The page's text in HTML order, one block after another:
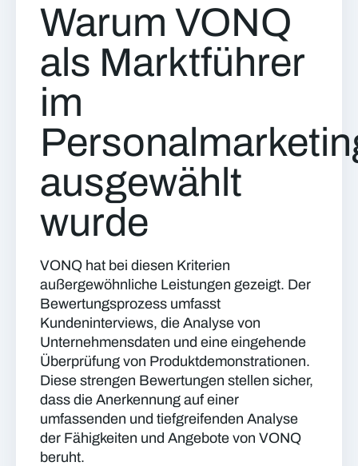
Warum VONQ
als Marktführer
im
ausgewählt
wurde
VONQ hat bei diesen Kriterien
außergewöhnliche Leistungen gezeigt. Der
Bewertungsprozess umfasst
Kundeninterviews, die Analyse von
Unternehmensdaten und eine eingehende
Überprüfung von Produktdemonstrationen.
Diese strengen Bewertungen stellen sicher,
dass die Anerkennung auf einer
umfassenden und tiefgreifenden Analyse
der Fähigkeiten und Angebote von VONQ
beruht.